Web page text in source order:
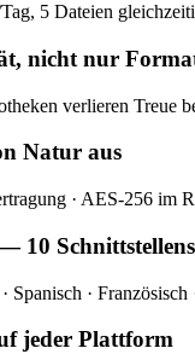
5 Dateien
nicht nur
verlieren Treue
Natur aus
· AES-256 im
10
Spanisch ·
jeder Plattform